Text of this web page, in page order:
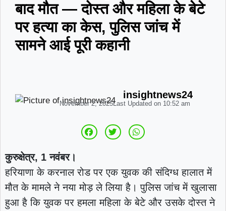
आधार पर पुलिस ने शुरू की जांच | फरीदाबाद
स्कूल में महिला शिक्षिका की दिनदहाड़े हत्या, 32 सेकंड में
चाकू से ताबड़तोड़ हमला
करनाल में दर्दनाक हादसा:
मौत, परिवार में पसरा मातम
बाद मौत — दोस्त और महिला के बेटे
पर हत्या का केस, पुलिस जांच में
सामने आई पूरी कहानी
insightnews24
November 2, 2025Last Updated on 10:52 am
कुरुक्षेत्र, 1 नवंबर।
हरियाणा के करनाल रोड पर एक युवक की संदिग्ध हालात में
मौत के मामले ने नया मोड़ ले लिया है। पुलिस जांच में खुलासा
हुआ है कि युवक पर हमला महिला के बेटे और उसके दोस्त ने